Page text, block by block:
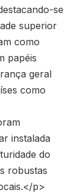
se
superior
como
papéis
geral
como
instalada
do
robustas
p>